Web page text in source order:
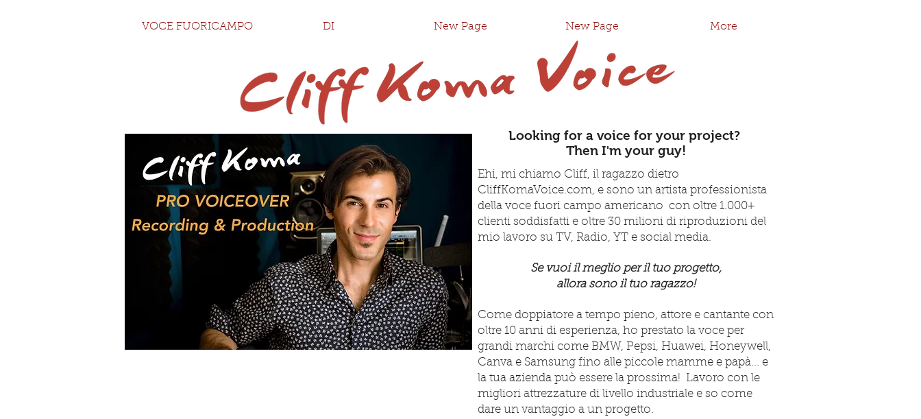
VOCE FUORICAMPO DI New Page New Page More
Looking for a voice for your project?
Then I'm your guy!
Ehi, mi chiamo Cliff, il ragazzo dietro
CliffKomaVoice.com, e sono un artista professionista
della voce fuori campo americano con oltre 1.000+
clienti soddisfatti e oltre 30 milioni di riproduzioni del
mio lavoro su TV, Radio, YT e social media.
Se vuoi il meglio per il tuo progetto,
allora sono il tuo ragazzo!
Come doppiatore a tempo pieno, attore e cantante con
oltre 10 anni di esperienza, ho prestato la voce per
grandi marchi come BMW, Pepsi, Huawei, Honeywell,
Canva e Samsung fino alle piccole mamme e papà... e
la tua azienda può essere la prossima! Lavoro con le
migliori attrezzature di livello industriale e so come
dare un vantaggio a un progetto.